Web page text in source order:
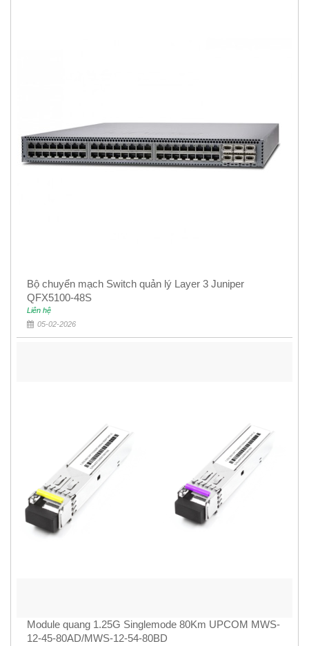
Bộ chuyển mạch Switch quản lý Layer 3 Juniper
QFX5100-48S
Liên hệ
05-02-2026
Module quang 1.25G Singlemode 80Km UPCOM MWS-
12-45-80AD/MWS-12-54-80BD